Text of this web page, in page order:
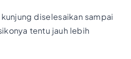
diselesaikan sampai
tentu jauh lebih